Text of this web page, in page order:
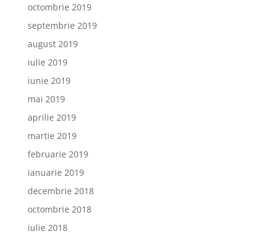
octombrie 2019
septembrie 2019
august 2019
iulie 2019
iunie 2019
mai 2019
aprilie 2019
martie 2019
februarie 2019
ianuarie 2019
decembrie 2018
octombrie 2018
iulie 2018